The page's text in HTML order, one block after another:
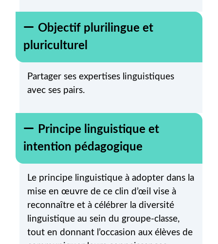
Objectif plurilingue et
pluriculturel
Partager ses expertises linguistiques
avec ses pairs.
Principe linguistique et
intention pédagogique
Le principe linguistique à adopter dans la
mise en œuvre de ce clin d’œil vise à
reconnaître et à célébrer la diversité
linguistique au sein du groupe-classe,
tout en donnant l’occasion aux élèves de